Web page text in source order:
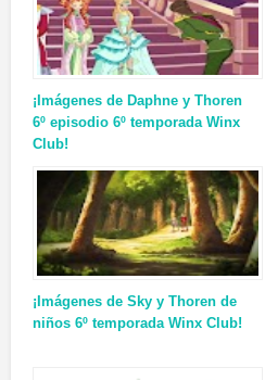
¡Imágenes de Daphne y Thoren
6º episodio 6º temporada Winx
Club!
¡Imágenes de Sky y Thoren de
niños 6º temporada Winx Club!